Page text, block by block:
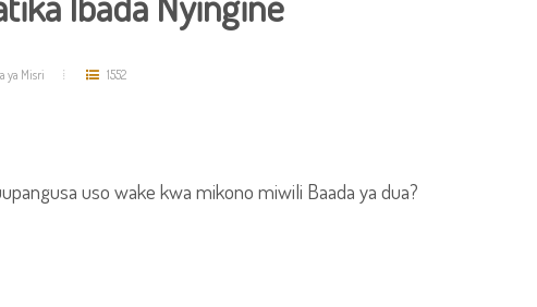
ya Misri 1552
uso wake kwa mikono miwili Baada ya dua?